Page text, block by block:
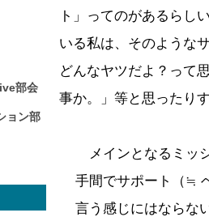
部会
ョン部
ト」ってのがあるらし
いる私は、そのような
どんなヤツだよ？って
事か。」等と思ったり
メインとなるミッ
手間でサポート（≒
言う感じにはならな